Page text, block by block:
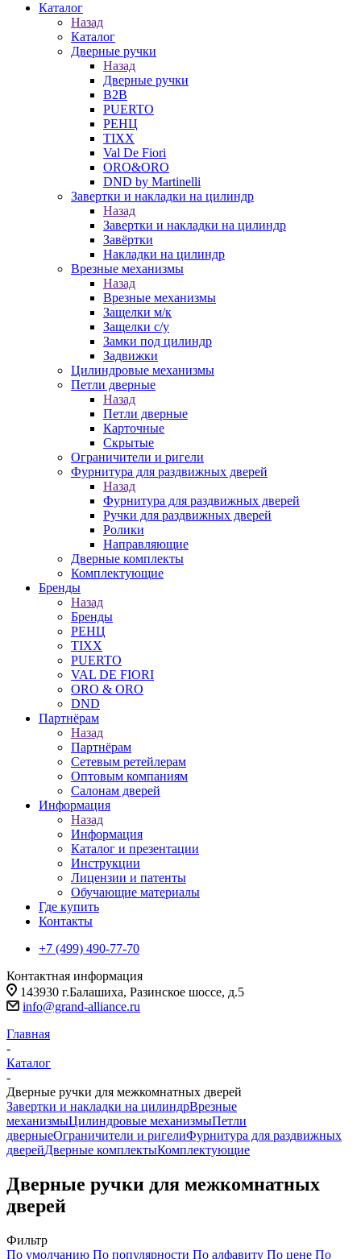
Каталог
Назад
Каталог
Дверные ручки
Назад
Дверные ручки
B2B
PUERTO
РЕНЦ
TIXX
Val De Fiori
ORO&ORO
DND by Martinelli
Завертки и накладки на цилиндр
Назад
Завертки и накладки на цилиндр
Завёртки
Накладки на цилиндр
Врезные механизмы
Назад
Врезные механизмы
Защелки м/к
Защелки с/у
Замки под цилиндр
Задвижки
Цилиндровые механизмы
Петли дверные
Назад
Петли дверные
Карточные
Скрытые
Ограничители и ригели
Фурнитура для раздвижных дверей
Назад
Фурнитура для раздвижных дверей
Ручки для раздвижных дверей
Ролики
Направляющие
Дверные комплекты
Комплектующие
Бренды
Назад
Бренды
РЕНЦ
TIXX
PUERTO
VAL DE FIORI
ORO & ORO
DND
Партнёрам
Назад
Партнёрам
Сетевым ретейлерам
Оптовым компаниям
Салонам дверей
Информация
Назад
Информация
Каталог и презентации
Инструкции
Лицензии и патенты
Обучающие материалы
Где купить
Контакты
+7 (499) 490-77-70
Контактная информация
143930 г.Балашиха, Разинское шоссе, д.5
info@grand-alliance.ru
Главная
-
Каталог
-
Дверные ручки для межкомнатных дверей
Завертки и накладки на цилиндрВрезные
механизмыЦилиндровые механизмыПетли
дверныеОграничители и ригелиФурнитура для раздвижных
дверейДверные комплектыКомплектующие
Дверные ручки для межкомнатных
дверей
Фильтр
По умолчанию По популярности По алфавиту По цене По